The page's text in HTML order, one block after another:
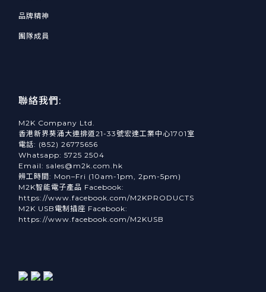
品牌精神
團隊成員
聯絡我們:
M2K Company Ltd.
香港新界葵涌大連排道21-33號宏達工業中心1701室
電話: (852) 26775656
Whatsapp: 5725 2504
Email: sales@m2k.com.hk
辨工時間: Mon–Fri (10am-1pm, 2pm-5pm)
M2K智能電子產品 Facebook:
https://www.facebook.com/M2KPRODUCTS
M2K USB電制插座 Facebook:
https://www.facebook.com/M2KUSB